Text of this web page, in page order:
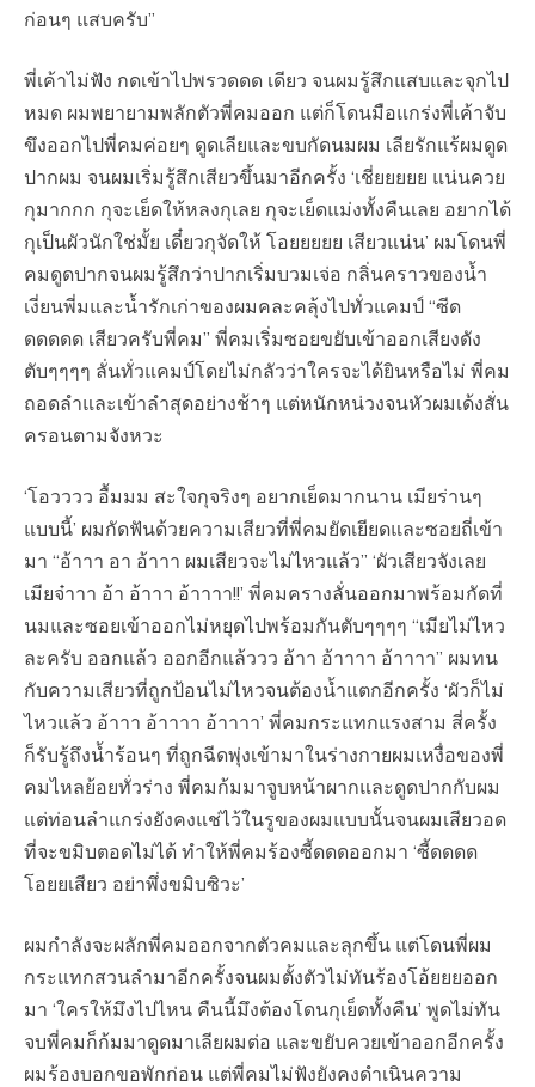
ก่อนๆ แสบครับ”
พี่เค้าไม่ฟัง กดเข้าไปพรวดดด เดียว จนผมรู้สึกแสบและจุกไป
หมด ผมพยายามพลักตัวพี่คมออก แต่ก็โดนมือแกร่งพี่เค้าจับ
ขึงออกไปพี่คมค่อยๆ ดูดเลียและขบกัดนมผม เลียรักแร้ผมดูด
ปากผม จนผมเริ่มรู้สึกเสียวขึ้นมาอีกครั้ง ‘เชี่ยยยยย แน่นควย
กุมากกก กุจะเย็ดให้หลงกุเลย กุจะเย็ดแม่งทั้งคืนเลย อยากได้
กุเป็นผัวนักใช่มั้ย เดี๋ยวกุจัดให้ โอยยยยย เสียวแน่น’ ผมโดนพี่
คมดูดปากจนผมรู้สึกว่าปากเริ่มบวมเจ่อ กลิ่นคราวของน้ำ
เงี่ยนพี่มและน้ำรักเก่าของผมคละคลุ้งไปทั่วแคมป์ “ซีด
ดดดดด เสียวครับพี่คม” พี่คมเริ่มซอยขยับเข้าออกเสียงดัง
ตับๆๆๆๆ ลั่นทั่วแคมป์โดยไม่กลัวว่าใครจะได้ยินหรือไม่ พี่คม
ถอดลำและเข้าลำสุดอย่างช้าๆ แต่หนักหน่วงจนหัวผมเด้งสั่น
ครอนตามจังหวะ
‘โอวววว อื้มมม สะใจกุจริงๆ อยากเย็ดมากนาน เมียร่านๆ
แบบนี้’ ผมกัดฟันด้วยความเสียวที่พี่คมยัดเยียดและซอยถี่เข้า
มา “อ้าาา อา อ้าาา ผมเสียวจะไม่ไหวแล้ว” ‘ผัวเสียวจังเลย
เมียจ๋าาา อ้า อ้าาา อ้าาาา!!’ พี่คมครางลั่นออกมาพร้อมกัดที่
นมและซอยเข้าออกไม่หยุดไปพร้อมกันตับๆๆๆๆ “เมียไม่ไหว
ละครับ ออกแล้ว ออกอีกแล้ววว อ้าา อ้าาาา อ้าาาา” ผมทน
กับความเสียวที่ถูกป้อนไม่ไหวจนต้องน้ำแตกอีกครั้ง ‘ผัวก็ไม่
ไหวแล้ว อ้าาา อ้าาาา อ้าาาา’ พี่คมกระแทกแรงสาม สี่ครั้ง
ก็รับรู้ถึงน้ำร้อนๆ ที่ถูกฉีดพุ่งเข้ามาในร่างกายผมเหงื่อของพี่
คมไหลย้อยทั่วร่าง พี่คมก้มมาจูบหน้าผากและดูดปากกับผม
แต่ท่อนลำแกร่งยังคงแช่ไว้ในรูของผมแบบนั้นจนผมเสียวอด
ที่จะขมิบตอดไม่ได้ ทำให้พี่คมร้องซี้ดดดออกมา ‘ซี้ดดดด
โอยยเสียว อย่าพึ่งขมิบซิวะ’
ผมกำลังจะผลักพี่คมออกจากตัวคมและลุกขึ้น แต่โดนพี่ผม
กระแทกสวนลำมาอีกครั้งจนผมตั้งตัวไม่ทันร้องโอ้ยยยออก
มา ‘ใครให้มึงไปไหน คืนนี้มึงต้องโดนกุเย็ดทั้งคืน’ พูดไม่ทัน
จบพี่คมก็ก้มมาดูดมาเลียผมต่อ และขยับควยเข้าออกอีกครั้ง
ผมร้องบอกขอพักก่อน แต่พี่คมไม่ฟังยังคงดำเนินความ